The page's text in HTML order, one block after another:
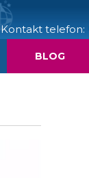
Kontakt telefon:
BLOG